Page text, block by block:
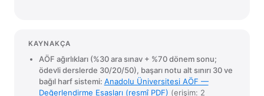
KAYNAKÇA
AÖF ağırlıkları (%30 ara sınav + %70 dönem sonu;
ödevli derslerde 30/20/50), başarı notu alt sınırı 30 ve
bağıl harf sistemi: Anadolu Üniversitesi AÖF —
Değerlendirme Esasları (resmî PDF) (erişim: 2